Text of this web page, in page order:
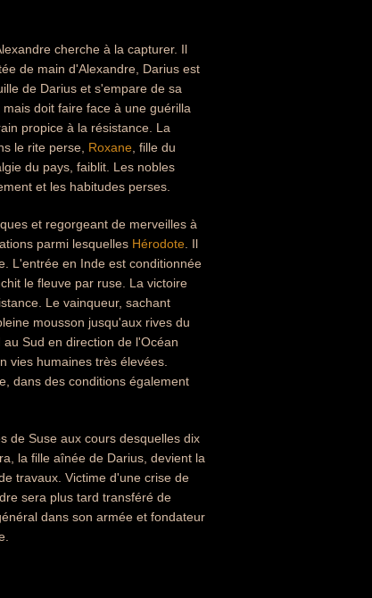
cherche à la capturer. Il
de main d'Alexandre, Darius est
de Darius et s'empare de sa
doit faire face à une guérilla
propice à la résistance. La
le rite perse, Roxane , fille du
du pays, faiblit. Les nobles
et les habitudes perses.
et regorgeant de merveilles à
parmi lesquelles Hérodote . Il
L'entrée en Inde est conditionnée
le fleuve par ruse. La victoire
Le vainqueur, sachant
mousson jusqu'aux rives du
Sud en direction de l'Océan
vies humaines très élevées.
dans des conditions également
de Suse aux cours desquelles dix
la fille aînée de Darius, devient la
travaux. Victime d'une crise de
sera plus tard transféré de
dans son armée et fondateur